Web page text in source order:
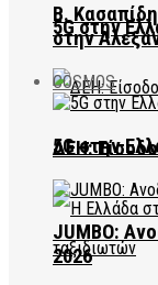
5G στην
ΔΕΗ:
Β.
στην
COSMOS
5G στην
JUMBO:
2026